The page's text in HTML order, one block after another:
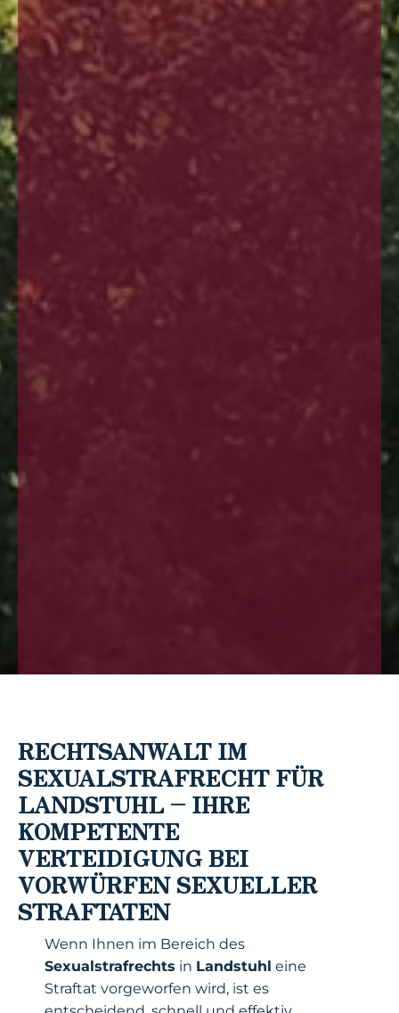
RECHTSANWALT IM
SEXUALSTRAFRECHT FÜR
LANDSTUHL – IHRE
KOMPETENTE
VERTEIDIGUNG BEI
VORWÜRFEN SEXUELLER
STRAFTATEN
Wenn Ihnen im Bereich des
Sexualstrafrechts in Landstuhl eine
Straftat vorgeworfen wird, ist es